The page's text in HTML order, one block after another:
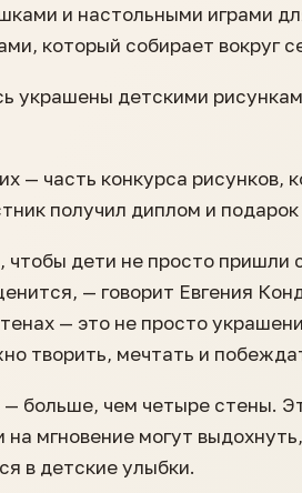
и настольными играми
который собирает вокруг
украшены детскими
— часть конкурса рисунков,
получил диплом и
дети не просто пришли
— говорит Евгения
— это не просто
творить, мечтать и
больше, чем четыре стены.
на мгновение могут
в детские улыбки.